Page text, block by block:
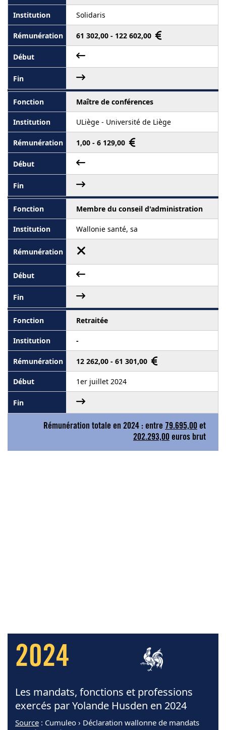
Solidaris
61 302,00 - 122 602,00
Maître de conférences
ULiège - Université de Liège
1,00 - 6 129,00
Membre du conseil d'administration
Wallonie santé, sa
Retraitée
-
12 262,00 - 61 301,00
1er juillet 2024
Rémunération totale en 2024 : entre 79.695,00 et
202.293,00 euros brut
2024
Les mandats, fonctions et professions
exercés par Yolande Husden en 2024
Source : Cumuleo › Déclaration wallonne de mandats